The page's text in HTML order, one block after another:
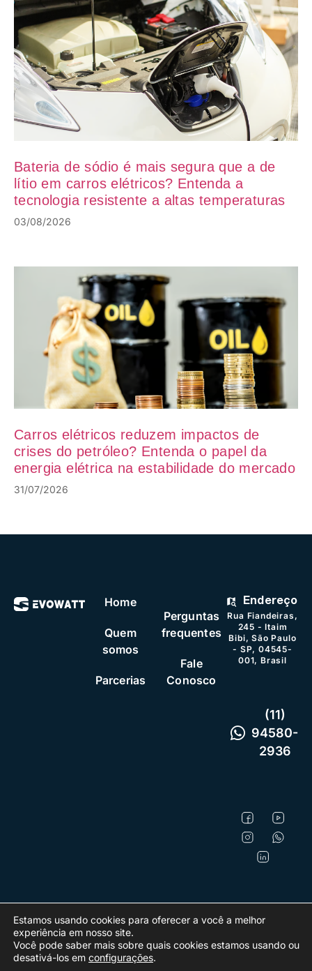
Bateria de sódio é mais segura que a de
lítio em carros elétricos? Entenda a
tecnologia resistente a altas temperaturas
03/08/2026
Carros elétricos reduzem impactos de
crises do petróleo? Entenda o papel da
energia elétrica na estabilidade do mercado
31/07/2026
Home
Quem
somos
Parcerias
Perguntas
frequentes
Fale
Conosco
Endereço
Rua Fiandeiras,
245 - Itaim
Bibi, São Paulo
- SP, 04545-
001, Brasil
(11)
94580-
2936
© Emobi Tecnologia
e Inovacao Ltda
2026 - CNPJ
48.299.940/0001-
Política
de
Privacidade
Estamos usando cookies para oferecer a você a melhor
experiência em nosso site.
Você pode saber mais sobre quais cookies estamos usando ou
desativá-los em configurações.